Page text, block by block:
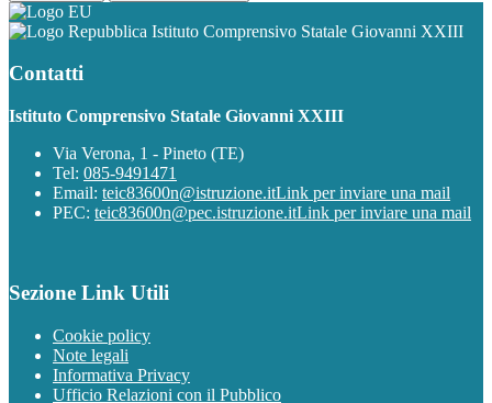
Istituto Comprensivo Statale Giovanni XXIII
Contatti
Istituto Comprensivo Statale Giovanni XXIII
Via Verona, 1 - Pineto (TE)
Tel: 085-9491471
Email: teic83600n@istruzione.itLink per inviare una mail
PEC: teic83600n@pec.istruzione.itLink per inviare una mail
Sezione Link Utili
Cookie policy
Note legali
Informativa Privacy
Ufficio Relazioni con il Pubblico